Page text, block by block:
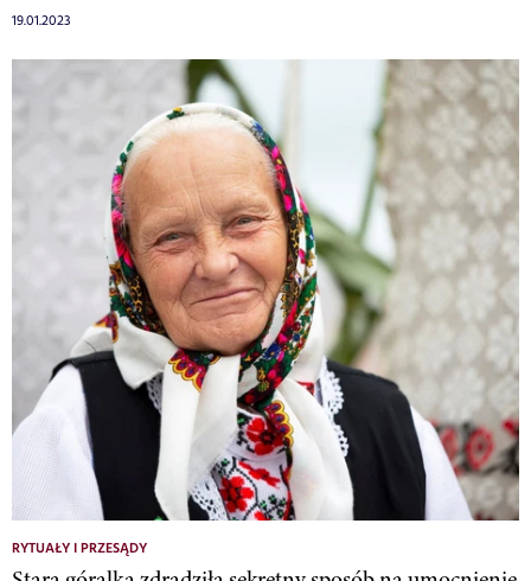
19.01.2023
RYTUAŁY I PRZESĄDY